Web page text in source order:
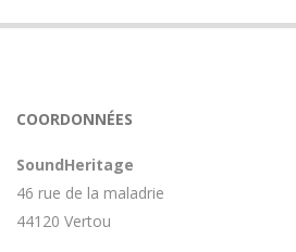
COORDONNÉES
SoundHeritage
46 rue de la maladrie
44120 Vertou